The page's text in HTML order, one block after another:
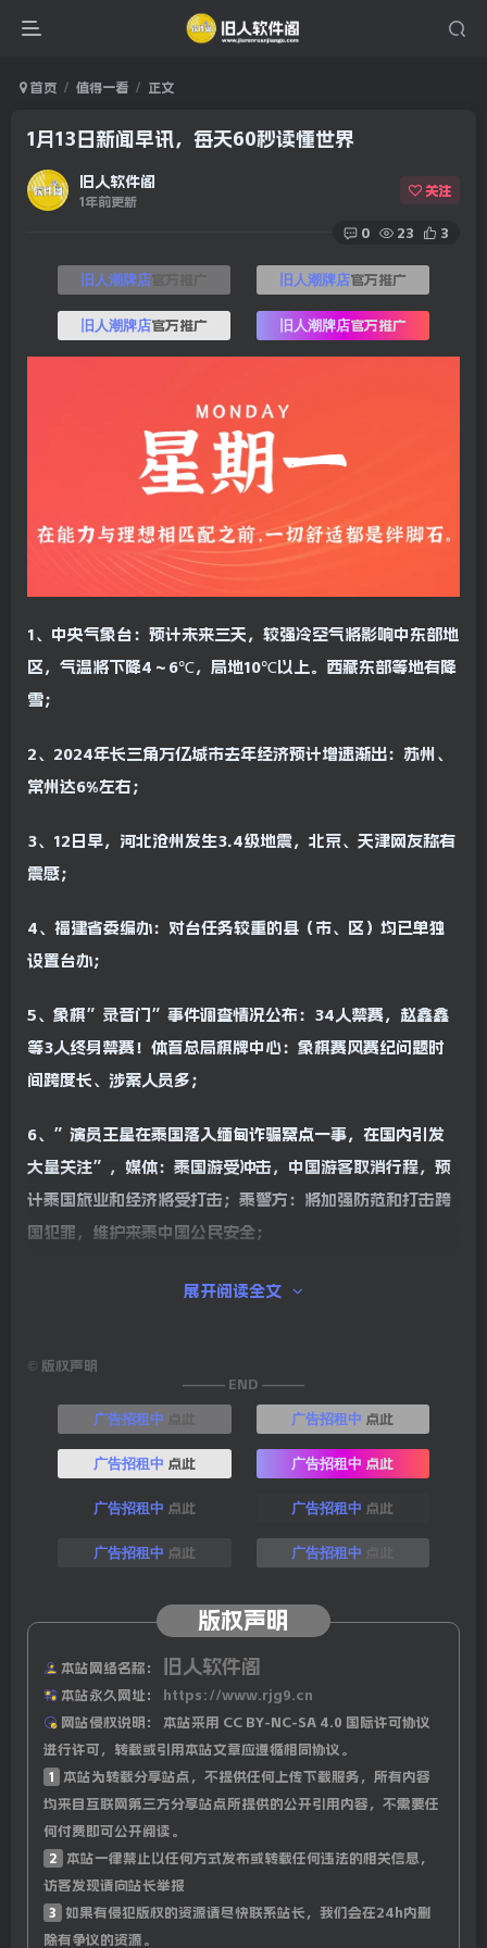
首页 值得一看 正文
1月13日新闻早讯，每天60秒读懂世界
旧人软件阁
1年前更新
关注
0 23 3
旧人潮牌店官方推广 旧人潮牌店官方推广
旧人潮牌店官方推广 旧人潮牌店官方推广
1、中央气象台：预计未来三天，较强冷空气将影响中东部地
区，气温将下降4～6℃，局地10℃以上。西藏东部等地有降
雪；
2、2024年长三角万亿城市去年经济预计增速渐出：苏州、
常州达6%左右；
3、12日早，河北沧州发生3.4级地震，北京、天津网友称有
震感；
4、福建省委编办：对台任务较重的县（市、区）均已单独
设置台办；
5、象棋”录音门”事件调查情况公布：34人禁赛，赵鑫鑫
等3人终身禁赛！体育总局棋牌中心：象棋赛风赛纪问题时
间跨度长、涉案人员多；
6、”演员王星在泰国落入缅甸诈骗窝点一事，在国内引发
大量关注”，媒体：泰国游受冲击，中国游客取消行程，预
计泰国旅业和经济将受打击；泰警方：将加强防范和打击跨
国犯罪，维护来泰中国公民安全；
7、900亿债务重组关口，孙宏斌再收清盘呈请！融创中国：
8、韩媒：因”担心人身安全问题”，尹锡悦将不出席14日
的总统弹劾案首次法庭辩论；
10、外媒：丹麦政府称愿同特朗普团队讨论美在格陵兰岛诉
11、德国选择党领导人魏德尔：若她能上台执政，将”关闭
国门”，遣返非法移民，并重启”北溪”管道；
12、当地12日凌晨，墨西哥西南部发生6.1级地震，目前，暂
无人员伤亡和财产损失报告；
13、马杜罗宣誓就职，开启其在委内瑞拉的第三个总统任
期，美国提高悬赏金额至2500万美元抓他；
展开阅读全文
© 版权声明
——— END ———
广告招租中 广告招租中 点此
广告招租中 点此 广告招租中 点此
广告招租中 点此 广告招租中 点此
广告招租中 点此 广告招租中
版权声明
本站网络名称： 旧人软件阁
本站永久网址：
https://www.rjg9.cn
网站侵权说明：
本站采用 CC BY-NC-SA 4.0 国际许可协议
进行许可，转载或引用本站文章应遵循相同协议。
1
本站为转载分享站点，不提供任何上传下载服务，所有内容
均来自互联网第三方分享站点所提供的公开引用内容，不需要任
何付费即可公开阅读。
2
本站一律禁止以任何方式发布或转载任何违法的相关信息，
访客发现请向站长举报
3
如果有侵犯版权的资源请尽快联系站长，我们会在24h内删
除有争议的资源。